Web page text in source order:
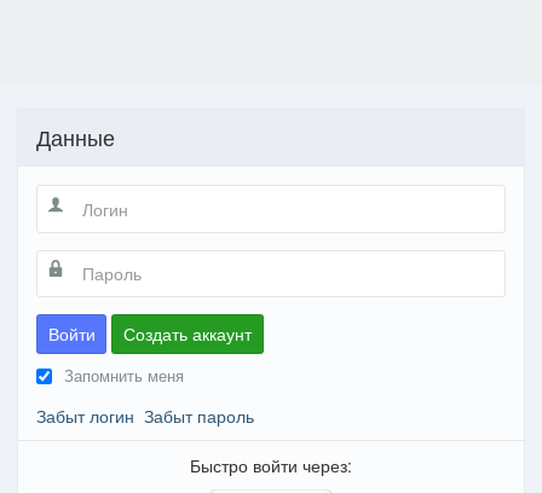
Данные
Войти Создать аккаунт
Запомнить меня
Забыт логин Забыт пароль
Быстро войти через: